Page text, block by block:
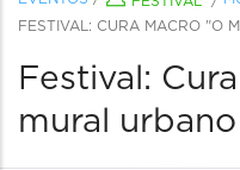
FESTIVAL: CURA MACRO "O
Festival:
mural